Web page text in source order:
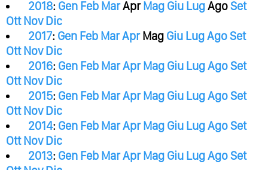
2018: Gen Feb MarApr Mag Giu LugAgoSet
Ott Nov Dic
2017: Gen Feb MarApr Mag Giu LugAgoSet
Ott Nov Dic
2016: Gen Feb MarApr Mag Giu LugAgoSet
Ott Nov Dic
2015: Gen Feb MarApr Mag Giu LugAgoSet
Ott Nov Dic
2014: Gen Feb MarApr Mag Giu LugAgoSet
Ott Nov Dic
2013: Gen Feb MarApr Mag Giu LugAgoSet